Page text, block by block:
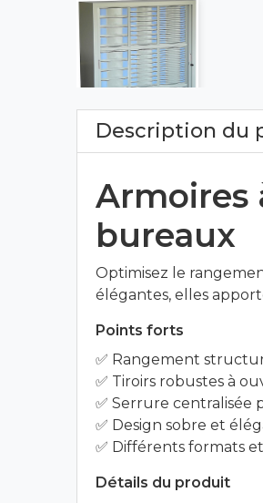
Description du
Armoires
bureaux
Optimisez le
élégantes, elles
Points forts
✅ Rangement
✅ Tiroirs robustes à
✅ Serrure centralisée
✅ Design sobre et
✅ Différents formats
Détails du produit